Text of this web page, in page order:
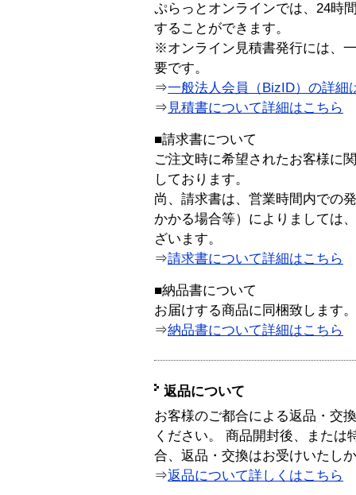
ぷらっとオンラインでは、24時
することができます。
※オンライン見積書発行には、
要です。
⇒一般法人会員（BizID）の詳細
⇒ 見積書について詳細はこちら
■請求書について
ご注文時に希望されたお客様に
しております。
尚、請求書は、営業時間内での
かかる場合等）によりましては
ざいます。
⇒請求書について詳細はこちら
■納品書について
お届けする商品に同梱致します。
⇒納品書について詳細はこちら
返品について
お客様のご都合による返品・交
ください。 商品開封後、または
合、返品・交換はお受けいたし
⇒返品について詳しくはこちら